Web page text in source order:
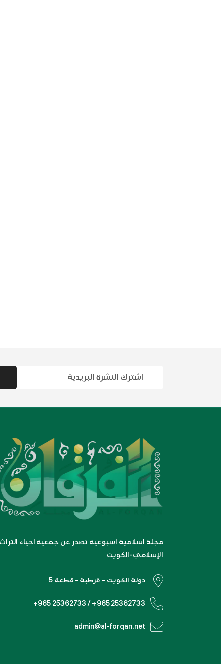
مجلة اسلامية اسبوعية تصدر عن جمعية احياء التراث
الإسلامي-الكويت
دولة الكويت - قرطبة - قطعة 5
+965 25362733 / +965 25362733
admin@al-forqan.net